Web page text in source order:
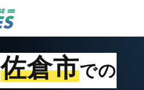
佐倉市での